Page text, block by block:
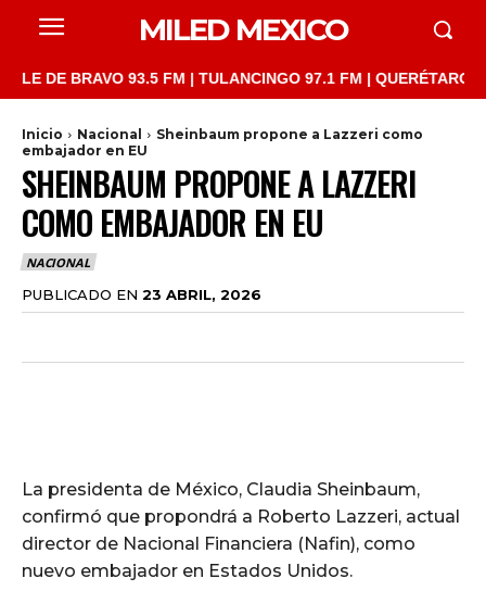
MILED MEXICO
BRAVO 93.5 FM | TULANCINGO 97.1 FM | QUERÉTARO
Inicio Nacional
Sheinbaum propone a Lazzeri como
embajador en EU
SHEINBAUM PROPONE A LAZZERI
COMO EMBAJADOR EN EU
NACIONAL
PUBLICADO EN 23 ABRIL, 2026
La presidenta de México, Claudia Sheinbaum,
confirmó que propondrá a Roberto Lazzeri, actual
director de Nacional Financiera (Nafin), como
nuevo embajador en Estados Unidos.